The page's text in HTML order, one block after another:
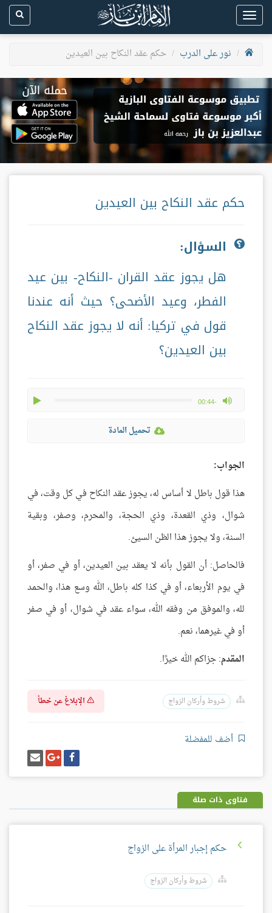
Toggle
navigation
نور على الدرب
حكم عقد النكاح بين العيدين
حكم عقد النكاح بين العيدين
السؤال:
هل يجوز عقد القران -النكاح- بين عيد
الفطر، وعيد الأضحى؟ حيث أنه عندنا
قول في تركيا: أنه لا يجوز عقد النكاح
بين العيدين؟
-00:44
max volume
تحميل المادة
الجواب:
هذا قول باطل لا أساس له، يجوز عقد النكاح في كل وقت، في
شوال، وذي القعدة، وذي الحجة، والمحرم، وصفر، وبقية
السنة، ولا يجوز هذا الظن السيئ.
فالحاصل: أن القول بأنه لا يعقد بين العيدين، أو في صفر، أو
في يوم الأربعاء، أو في كذا كله باطل، الله وسع هذا، والحمد
لله، والموفق من وفقه الله، سواء عقد في شوال، أو في صفر
أو في غيرهما، نعم.
المقدم: جزاكم الله خيرًا.
شروط وأركان الزواج الإبلاغ عن خطأ
أضف للمفضلة
شارك
على
فيسبوك
شارك
على
غوغل
بلس
إرسل
إيميل
فتاوى ذات صلة
حكم إجبار المرأة على الزواج
شروط وأركان الزواج